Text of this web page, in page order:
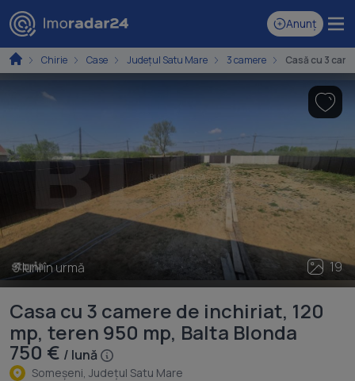
Anunț
Chirie Case Județul Satu Mare 3 camere Casă cu 3
3 luni în urmă 19
Casa cu 3 camere de inchiriat, 120
mp, teren 950 mp, Balta Blonda
750 € / lună
Someşeni, Judeţul Satu Mare